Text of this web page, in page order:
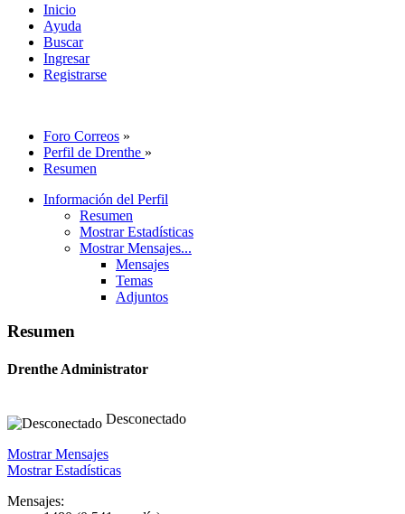
Inicio
Ayuda
Buscar
Ingresar
Registrarse
Foro Correos »
Perfil de Drenthe »
Resumen
Información del Perfil
Resumen
Mostrar Estadísticas
Mostrar Mensajes...
Mensajes
Temas
Adjuntos
Resumen
Drenthe Administrator
Desconectado
Mostrar Mensajes
Mostrar Estadísticas
Mensajes: